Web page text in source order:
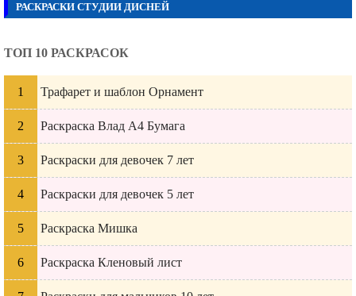
РАСКРАСКИ СТУДИИ ДИСНЕЙ
ТОП 10 РАСКРАСОК
Трафарет и шаблон Орнамент
Раскраска Влад А4 Бумага
Раскраски для девочек 7 лет
Раскраски для девочек 5 лет
Раскраска Мишка
Раскраска Кленовый лист